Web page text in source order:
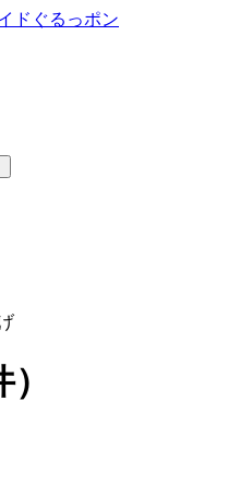
ドぐるっポン